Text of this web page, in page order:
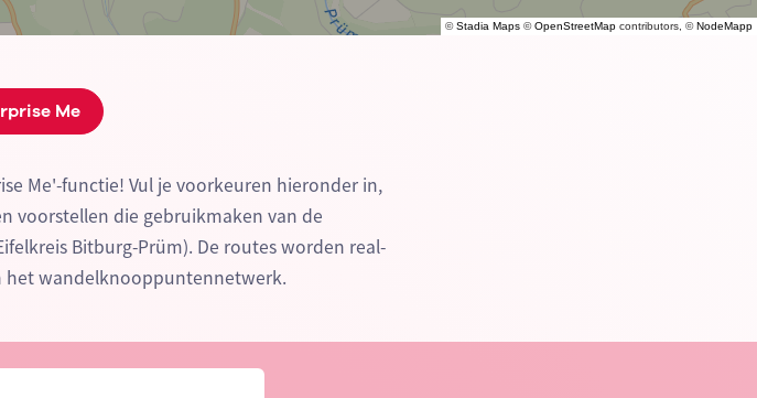
©Stadia Maps ©OpenStreetMap contributors, ©NodeMapp
Me
Me'-functie! Vul je voorkeuren hieronder in,
voorstellen die gebruikmaken van de
Bitburg-Prüm). De routes worden real-
wandelknooppuntennetwerk.